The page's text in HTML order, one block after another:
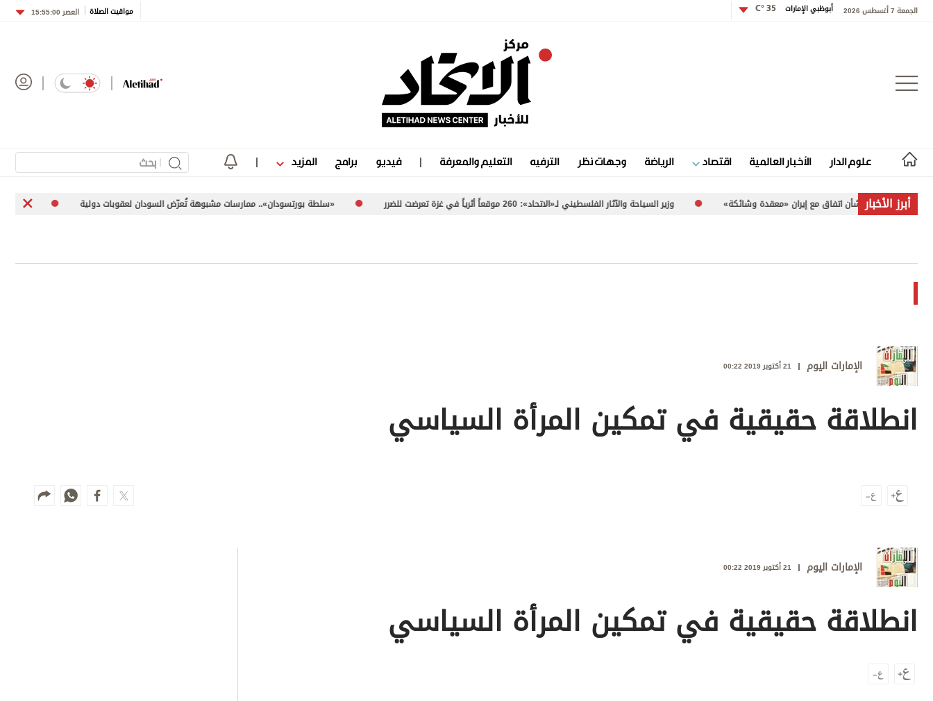
الجمعة 7 أغسطس 2026 أبوظبي الإمارات 35 °C مواقيت الصلاة العصر 15:55:00
علوم الدار الأخبار العالمية اقتصاد الرياضة وجهات نظر الترفيه التعليم والمعرفة فيديو برامج المزيد
علوم الدار
الرياضة
التعليم والمعرفة
قصة صورة
برامج
أبرز الأخبار
بشأن اتفاق مع إيران «معقدة وشائكة» وزير السياحة والآثار الفلسطيني لـ«الاتحاد»: 260 موقعاً أثرياً في غزة تعرضت للضرر «سلطة بورتسودان».. ممارسات مشبوهة تُعرّض السودان لعقوبات دولية «اليونيفيل» توثق إطلاق إسرائيل
الإمارات اليوم 21 أكتوبر 2019 00:22
انطلاقة حقيقية في تمكين المرأة السياسي
الإمارات اليوم 21 أكتوبر 2019 00:22
انطلاقة حقيقية في تمكين المرأة السياسي